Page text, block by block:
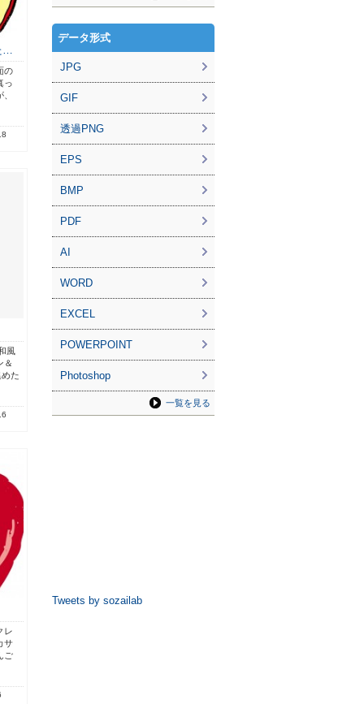
…
の
っ
風
＆
た
レ
サ
ご
データ形式
JPG
GIF
透過PNG
EPS
BMP
PDF
AI
WORD
EXCEL
POWERPOINT
Photoshop
一覧を見る
Tweets by sozailab